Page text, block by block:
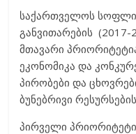
საქართველოს
განვითარების (2017-
მთავარი
ეკონომიკა და
პირობები და
ბუნებრივი
პირველი